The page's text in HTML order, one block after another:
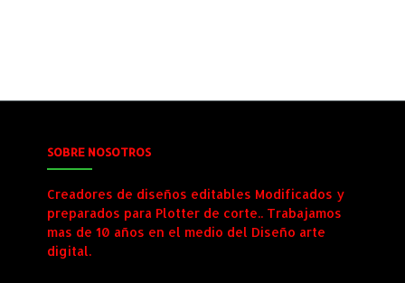
SOBRE NOSOTROS
Creadores de diseños editables Modificados y
preparados para Plotter de corte.. Trabajamos
mas de 10 años en el medio del Diseño arte
digital.